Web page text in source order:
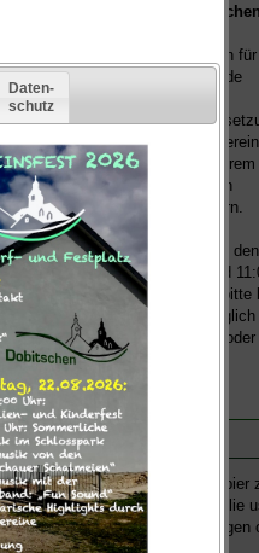
Dorf- & Förderverein
2021 wieder Altpapiersammlungen für
guten Zweck in der Gemeinde
Dobitschen durch.
Erlös wird vollständig zur
satzungsmäßigen Ziele des
und dies ist unter Anderem
Sanierung der "ehemaligen
am Festplatz im Ortskern.
gesammelte Altpapier wird an den
zwischen 09:00 und
abgeholt. Dazu legen Sie es bitte
09:00 Uhr gut sichtbar und zugänglich
Straße vor Ihrem Grundstück oder
Ihrer Wohnung ab.
Organisatorisches:
Es wird darum gebeten, das Papier
Bei verpacktem Papier sollte Folie
wenn Aktendullies,